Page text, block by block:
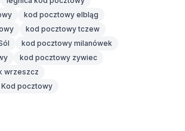
kod pocztowy elbląg
kod pocztowy tczew
kod pocztowy milanówek
kod pocztowy zywiec
wrzeszcz
pocztowy